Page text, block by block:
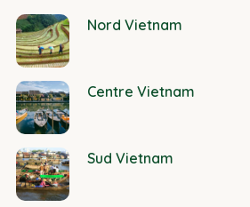
Nord Vietnam
Centre Vietnam
Sud Vietnam